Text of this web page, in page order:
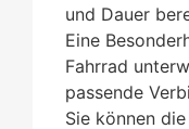
und Dauer
Eine
Fahrrad
passende
Sie können